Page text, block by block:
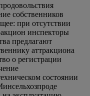
собственников
при отсутствии
инспекторы
предлагают
аттракциона
о регистрации
состоянии